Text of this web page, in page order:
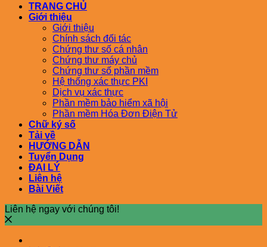
TRANG CHỦ
Giới thiệu
Giới thiệu
Chính sách đối tác
Chứng thư số cá nhân
Chứng thư máy chủ
Chứng thư số phần mềm
Hệ thống xác thực PKI
Dịch vụ xác thực
Phần mềm bảo hiểm xã hội
Phần mềm Hóa Đơn Điện Tử
Chữ ký số
Tải về
HƯỚNG DẪN
Tuyển Dụng
ĐẠI LÝ
Liên hệ
Bài Viết
Liên hệ ngay với chúng tôi!